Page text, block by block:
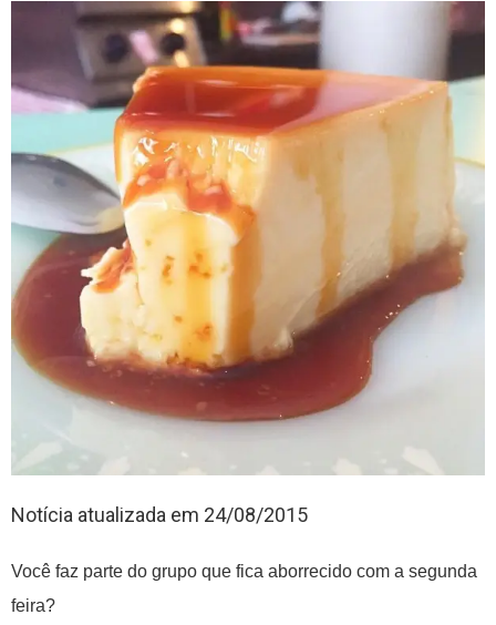
Notícia atualizada em 24/08/2015
Você faz parte do grupo que fica aborrecido com a segunda
feira?